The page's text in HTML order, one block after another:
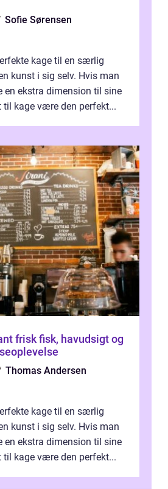
Sofie Sørensen
kage til en særlig
kunst i sig selv. Hvis man
en ekstra dimension til sine
til kage være den perfekt...
og
Thomas Andersen
kage til en særlig
kunst i sig selv. Hvis man
en ekstra dimension til sine
til kage være den perfekt...